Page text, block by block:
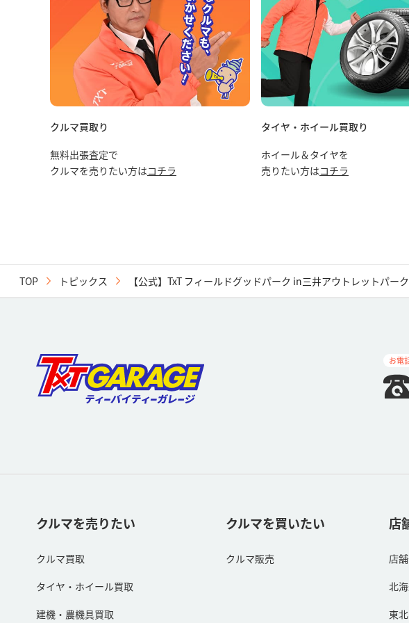
クルマ買取り
無料出張査定で
クルマを売りたい方はコチラ
タイヤ・ホイール買取り
ホイール＆タイヤを
売りたい方はコチラ
TOP トピックス 【公式】TxT フィールドグッドパーク in三井アウトレットパー
お電
クルマを売りたい
クルマ買取
タイヤ・ホイール買取
建機・農機具買取
クルマを買いたい
クルマ販売
店
店
北
東